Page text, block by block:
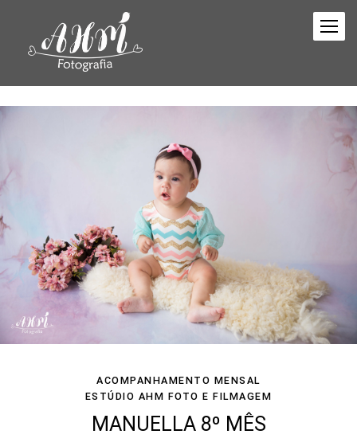
ACOMPANHAMENTO MENSAL
ESTÚDIO AHM FOTO E FILMAGEM
MANUELLA 8º MÊS